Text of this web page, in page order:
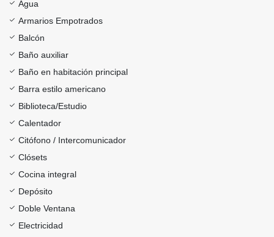
Agua
Armarios Empotrados
Balcón
Baño auxiliar
Baño en habitación principal
Barra estilo americano
Biblioteca/Estudio
Calentador
Citófono / Intercomunicador
Clósets
Cocina integral
Depósito
Doble Ventana
Electricidad